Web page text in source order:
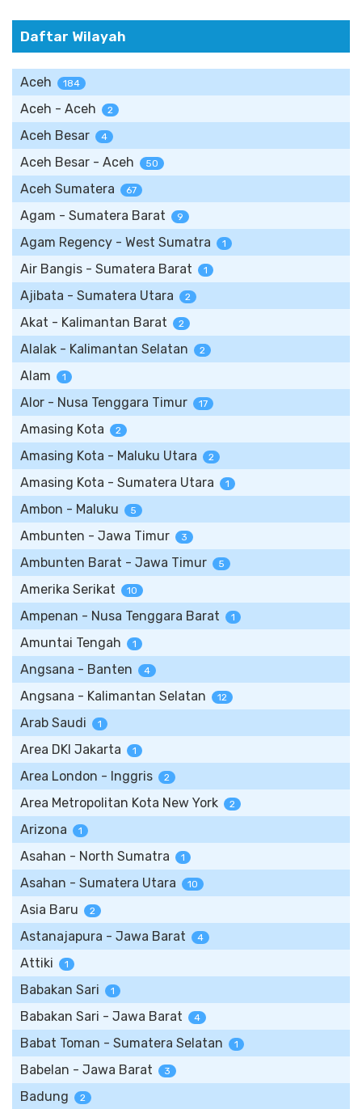
Daftar Wilayah
Aceh 184
Aceh - Aceh 2
Aceh Besar 4
Aceh Besar - Aceh 50
Aceh Sumatera 67
Agam - Sumatera Barat 9
Agam Regency - West Sumatra 1
Air Bangis - Sumatera Barat 1
Ajibata - Sumatera Utara 2
Akat - Kalimantan Barat 2
Alalak - Kalimantan Selatan 2
Alam 1
Alor - Nusa Tenggara Timur 17
Amasing Kota 2
Amasing Kota - Maluku Utara 2
Amasing Kota - Sumatera Utara 1
Ambon - Maluku 5
Ambunten - Jawa Timur 3
Ambunten Barat - Jawa Timur 5
Amerika Serikat 10
Ampenan - Nusa Tenggara Barat 1
Amuntai Tengah 1
Angsana - Banten 4
Angsana - Kalimantan Selatan 12
Arab Saudi 1
Area DKI Jakarta 1
Area London - Inggris 2
Area Metropolitan Kota New York 2
Arizona 1
Asahan - North Sumatra 1
Asahan - Sumatera Utara 10
Asia Baru 2
Astanajapura - Jawa Barat 4
Attiki 1
Babakan Sari 1
Babakan Sari - Jawa Barat 4
Babat Toman - Sumatera Selatan 1
Babelan - Jawa Barat 3
Badung 2